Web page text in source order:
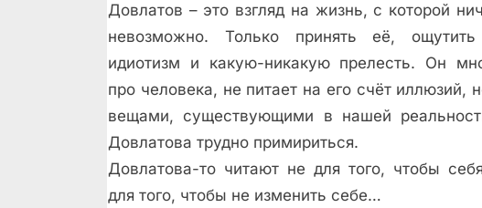
Довлатов – это взгляд на жизнь, с которой
невозможно. Только принять её,
идиотизм и какую-никакую прелесть. Он
про человека, не питает на его счёт иллюзий,
вещами, существующими в нашей
Довлатова трудно примириться.
Довлатова-то читают не для того, чтобы
для того, чтобы не изменить себе…